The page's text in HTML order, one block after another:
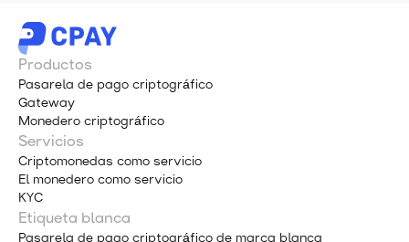
Productos
Pasarela de pago criptográfico
Gateway
Monedero criptográfico
Servicios
Criptomonedas como servicio
El monedero como servicio
KYC
Etiqueta blanca
Pasarela de pago criptográfico de marca blanca